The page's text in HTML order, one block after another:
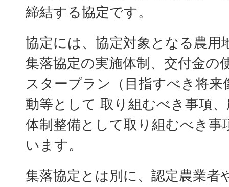
締結する協定です。
協定には、協定対象となる農用
集落協定の実施体制、交付金の
スタープラン（目指すべき将来
動等として 取り組むべき事項
体制整備として取り組むべき事
います。
集落協定とは別に、認定農業者